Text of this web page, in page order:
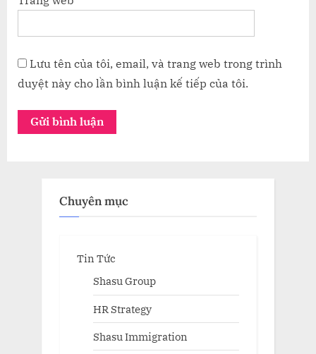
Lưu tên của tôi, email, và trang web trong trình
duyệt này cho lần bình luận kế tiếp của tôi.
Chuyên mục
Tin Tức
Shasu Group
HR Strategy
Shasu Immigration